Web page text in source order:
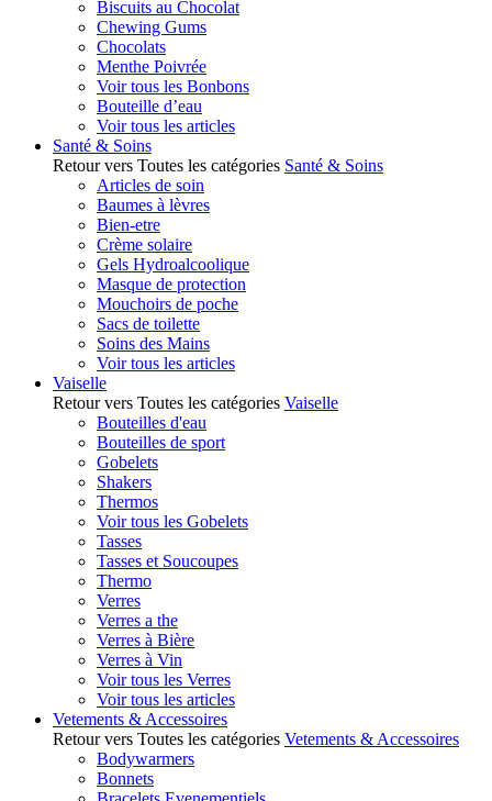
Biscuits au Chocolat
Chewing Gums
Chocolats
Menthe Poivrée
Voir tous les Bonbons
Bouteille d’eau
Voir tous les articles
Santé & Soins
Retour vers Toutes les catégories Santé & Soins
Articles de soin
Baumes à lèvres
Bien-etre
Crème solaire
Gels Hydroalcoolique
Masque de protection
Mouchoirs de poche
Sacs de toilette
Soins des Mains
Voir tous les articles
Vaiselle
Retour vers Toutes les catégories Vaiselle
Bouteilles d'eau
Bouteilles de sport
Gobelets
Shakers
Thermos
Voir tous les Gobelets
Tasses
Tasses et Soucoupes
Thermo
Verres
Verres a the
Verres à Bière
Verres à Vin
Voir tous les Verres
Voir tous les articles
Vetements & Accessoires
Retour vers Toutes les catégories Vetements & Accessoires
Bodywarmers
Bonnets